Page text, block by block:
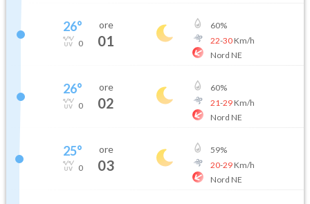
26°
0
ore
01
60%
22-30Km/h
Nord NE
26°
0
ore
02
60%
21-29Km/h
Nord NE
25°
0
ore
03
59%
20-29Km/h
Nord NE